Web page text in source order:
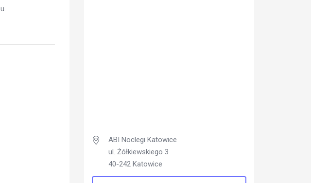
ABI Noclegi Katowice
ul. Żółkiewskiego 3
40-242 Katowice